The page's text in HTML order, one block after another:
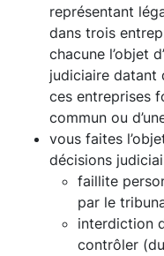
représentant
dans trois
chacune l’objet
judiciaire datant
ces entreprises
commun ou
vous faites
décisions
faillite
par le
interdiction
contrôler